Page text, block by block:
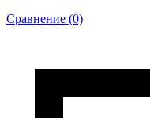
Сравнение (0)